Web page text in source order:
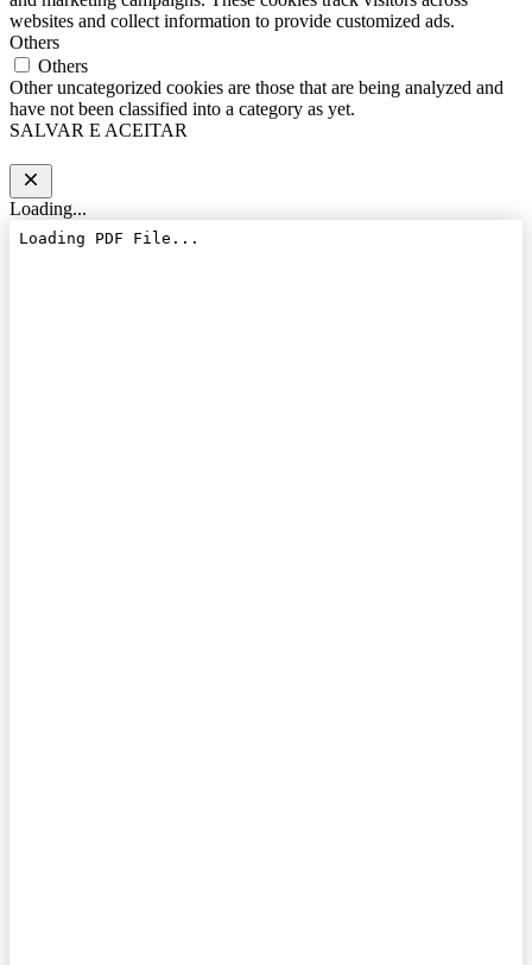
websites and collect information to provide customized ads.
Others
Others
Other uncategorized cookies are those that are being analyzed and
have not been classified into a category as yet.
SALVAR E ACEITAR
Loading...